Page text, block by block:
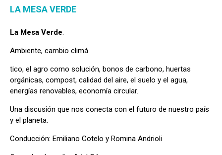
LA MESA VERDE
La Mesa Verde.
Ambiente, cambio climá
tico, el agro como solución, bonos de carbono, huertas
orgánicas, compost, calidad del aire, el suelo y el agua,
energías renovables, economía circular.
Una discusión que nos conecta con el futuro de nuestro país
y el planeta.
Conducción: Emiliano Cotelo y Romina Andrioli